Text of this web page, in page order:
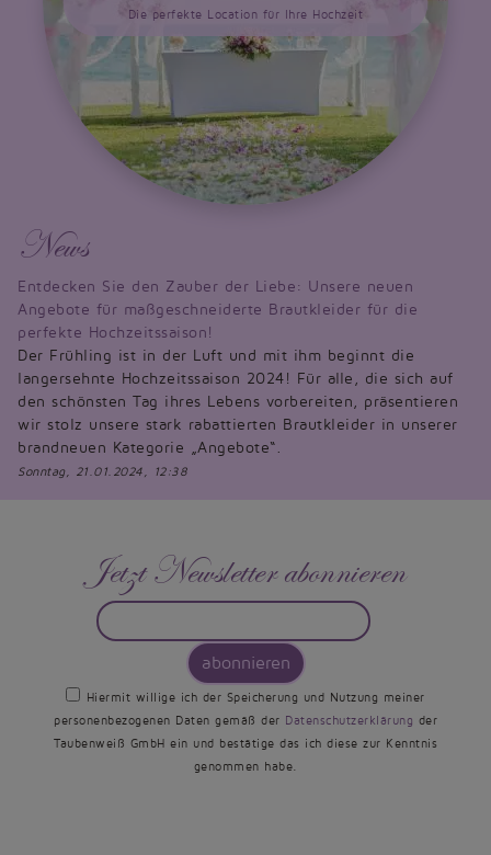
Die perfekte Location für Ihre Hochzeit
News
Entdecken Sie den Zauber der Liebe: Unsere neuen
Angebote für maßgeschneiderte Brautkleider für die
perfekte Hochzeitssaison!
Der Frühling ist in der Luft und mit ihm beginnt die
langersehnte Hochzeitssaison 2024! Für alle, die sich auf
den schönsten Tag ihres Lebens vorbereiten, präsentieren
wir stolz unsere stark rabattierten Brautkleider in unserer
brandneuen Kategorie „Angebote“.
Sonntag, 21.01.2024, 12:38
Jetzt Newsletter abonnieren
abonnieren
Hiermit willige ich der Speicherung und Nutzung meiner
personenbezogenen Daten gemäß der Datenschutzerklärung der
Taubenweiß GmbH ein und bestätige das ich diese zur Kenntnis
genommen habe.